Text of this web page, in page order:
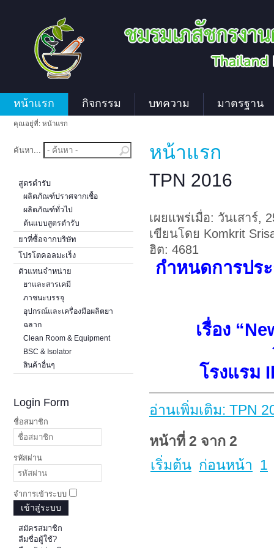
หน้าแรก กิจกรรม บทความ มาตรฐาน
คุณอยู่ที่: หน้าแรก
ค้นหา...
สูตรตำรับ
ผลิตภัณฑ์ปราศจากเชื้อ
ผลิตภัณฑ์ทั่วไป
ต้นแบบสูตรตำรับ
ยาที่ซื้อจากบริษัท
โปรโตคอลมะเร็ง
ตัวแทนจำหน่าย
ยาและสารเคมี
ภาชนะบรรจุ
อุปกรณ์และเครื่องมือผลิตยา
ฉลาก
Clean Room & Equipment
BSC & Isolator
สินค้าอื่นๆ
Login Form
ชื่อสมาชิก
รหัสผ่าน
จำการเข้าระบบ
เข้าสู่ระบบ
สมัครสมาชิก
ลืมชื่อผู้ใช้?
หน้าแรก
TPN 2016
เผยแพร่เมื่อ: วันเสาร์,
เขียนโดย Komkrit
ฮิต: 4681
กำหนดการปร
เรื่อง “
โรงแรม
อ่านเพิ่มเติม: TPN
หน้าที่ 2 จาก 2
เริ่มต้น ก่อนหน้า 1